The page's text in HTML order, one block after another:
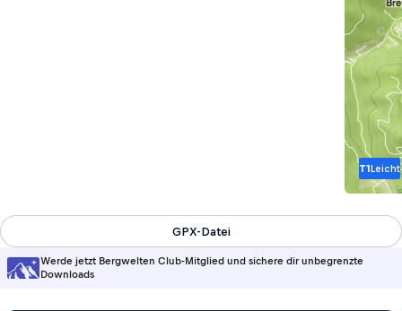
T1Leicht
Werde jetzt Bergwelten Club-Mitglied und sichere dir unbegrenzte
Downloads
GPX-Datei